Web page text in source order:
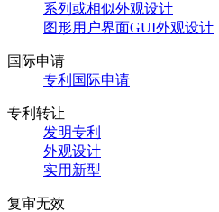
系列或相似外观设计
图形用户界面GUI外观设计
国际申请
专利国际申请
专利转让
发明专利
外观设计
实用新型
复审无效